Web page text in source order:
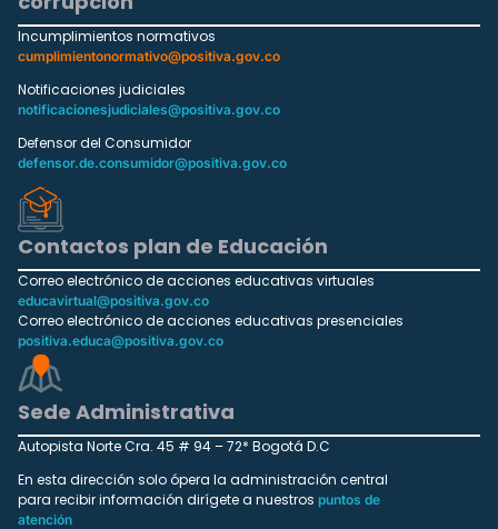
Incumplimientos normativos
cumplimientonormativo@positiva.gov.co
Notificaciones judiciales
notificacionesjudiciales@positiva.gov.co
Defensor del Consumidor
defensor.de.consumidor@positiva.gov.co
Contactos plan de Educación
Correo electrónico de acciones educativas virtuales
educavirtual@positiva.gov.co
Correo electrónico de acciones educativas presenciales
positiva.educa@positiva.gov.co
Sede Administrativa
Autopista Norte Cra. 45 # 94 – 72* Bogotá D.C
En esta dirección solo ópera la administración central
para recibir información dirígete a nuestros puntos de
atención